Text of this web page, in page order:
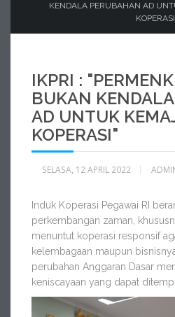
KENDALA PERUBAHAN AD
IKPRI :
BUKAN
AD UNTUK
KOPERASI"
SELASA, 12 APRIL 2022
Induk Koperasi Pegawai RI
perkembangan zaman,
menuntut koperasi responsif
kelembagaan maupun
perubahan Anggaran Dasar
keniscayaan yang dapat